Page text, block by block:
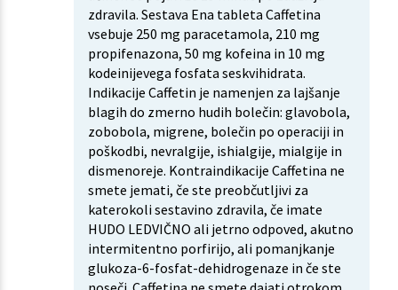
zdravila. Sestava Ena tableta Caffetina
vsebuje 250 mg paracetamola, 210 mg
propifenazona, 50 mg kofeina in 10 mg
kodeinijevega fosfata seskvihidrata.
Indikacije Caffetin je namenjen za lajšanje
blagih do zmerno hudih bolečin: glavobola,
zobobola, migrene, bolečin po operaciji in
poškodbi, nevralgije, ishialgije, mialgije in
dismenoreje. Kontraindikacije Caffetina ne
smete jemati, če ste preobčutljivi za
katerokoli sestavino zdravila, če imate
HUDO LEDVIČNO ali jetrno odpoved, akutno
intermitentno porfirijo, ali pomanjkanje
glukoza-6-fosfat-dehidrogenaze in če ste